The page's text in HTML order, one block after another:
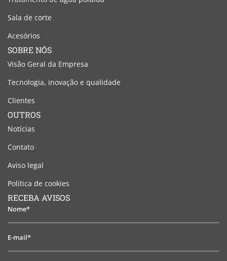
Sala de corte
Acesórios
SOBRE NÓS
Visão Geral da Empresa
Tecnologia, inovação e qualidade
Clientes
OUTROS
Notícias
Contato
Aviso legal
Política de cookies
RECEBA AVISOS
Nome*
E-